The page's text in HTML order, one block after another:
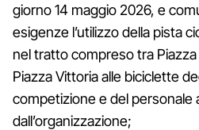
giorno 14 maggio 2026, e
esigenze l’utilizzo della pista
nel tratto compreso tra
Piazza Vittoria alle biciclette
competizione e del personale
dall’organizzazione;